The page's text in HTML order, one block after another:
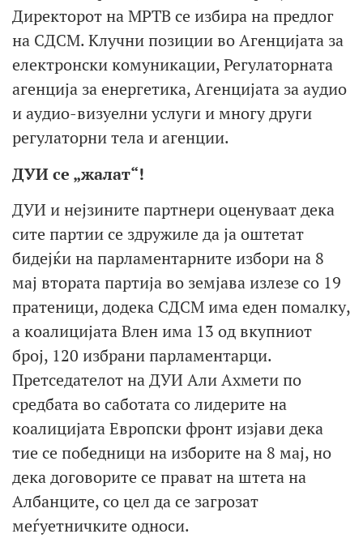
Директорот на МРТВ се избира на предлог
на СДСМ. Клучни позиции во Агенцијата за
електронски комуникации, Регулаторната
агенција за енергетика, Агенцијата за аудио
и аудио-визуелни услуги и многу други
регулаторни тела и агенции.
ДУИ се „жалат“!
ДУИ и нејзините партнери оценуваат дека
сите партии се здружиле да ја оштетат
бидејќи на парламентарните избори на 8
мај втората партија во земјава излезе со 19
пратеници, додека СДСМ има еден помалку,
а коалицијата Влен има 13 од вкупниот
број, 120 избрани парламентарци.
Претседателот на ДУИ Али Ахмети по
средбата во саботата со лидерите на
коалицијата Европски фронт изјави дека
тие се победници на изборите на 8 мај, но
дека договорите се прават на штета на
Албанците, со цел да се загрозат
меѓуетничките односи.